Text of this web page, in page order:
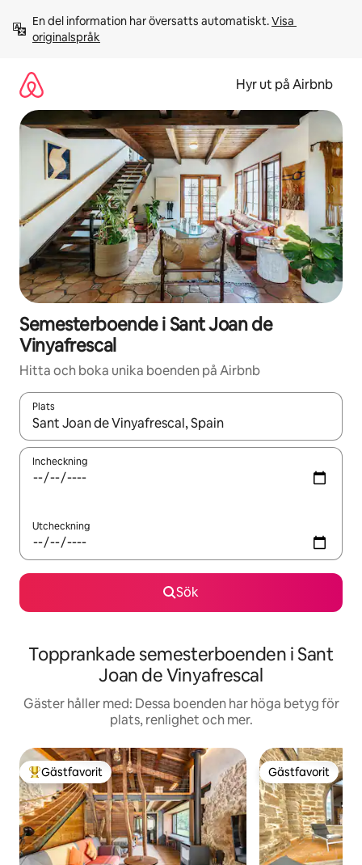
innehåll
En del information har översatts automatiskt. Visa
originalspråk
Hyr ut på Airbnb
Semesterboende i Sant Joan de
Vinyafrescal
Hitta och boka unika boenden på Airbnb
Plats
När resultaten är tillgängliga kan du navigera med upp- och
Incheckning
Utcheckning
Sök
Topprankade semesterboenden i Sant
Joan de Vinyafrescal
Gäster håller med: Dessa boenden har höga betyg för
plats, renlighet och mer.
Populär gästfavorit
Gästfavorit Gästfavorit
Gästfavorit